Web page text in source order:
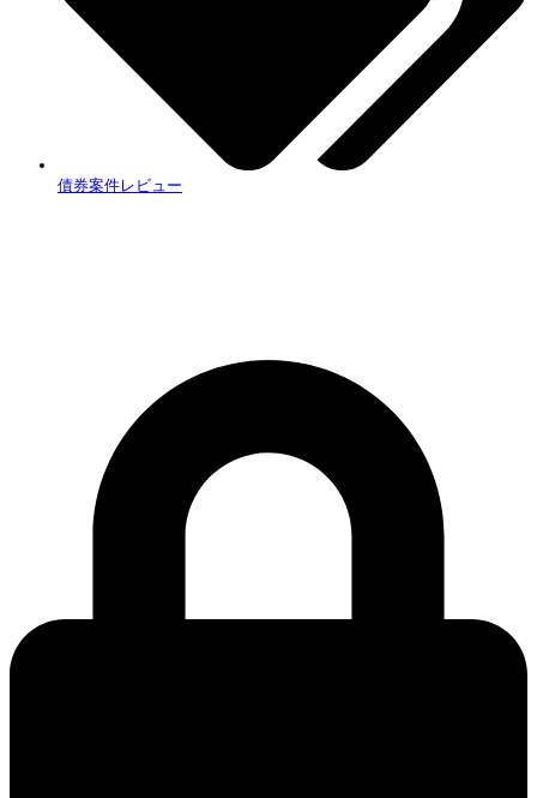
債券案件レビュー